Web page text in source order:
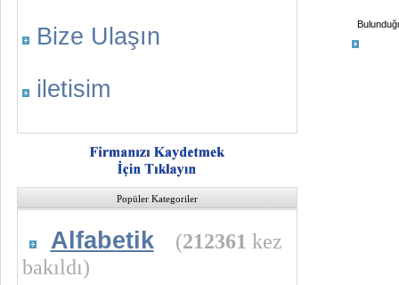
Bize Ulaşın
iletisim
Popüler Kategoriler
Alfabetik (212361 kez
bakıldı)